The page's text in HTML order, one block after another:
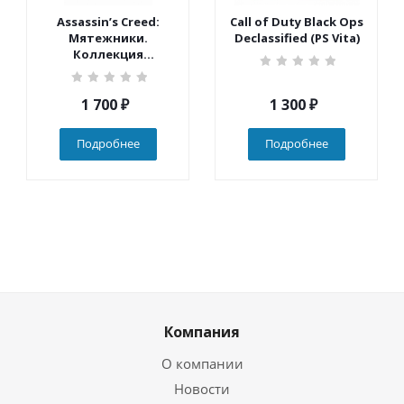
Assassin’s Creed:
Мятежники.
Коллекция
(Nintendo Switch)
1 700₽
Подробнее
Call of Duty Black Ops
Declassified (PS Vita)
1 300₽
Подробнее
Компания
О компании
Новости